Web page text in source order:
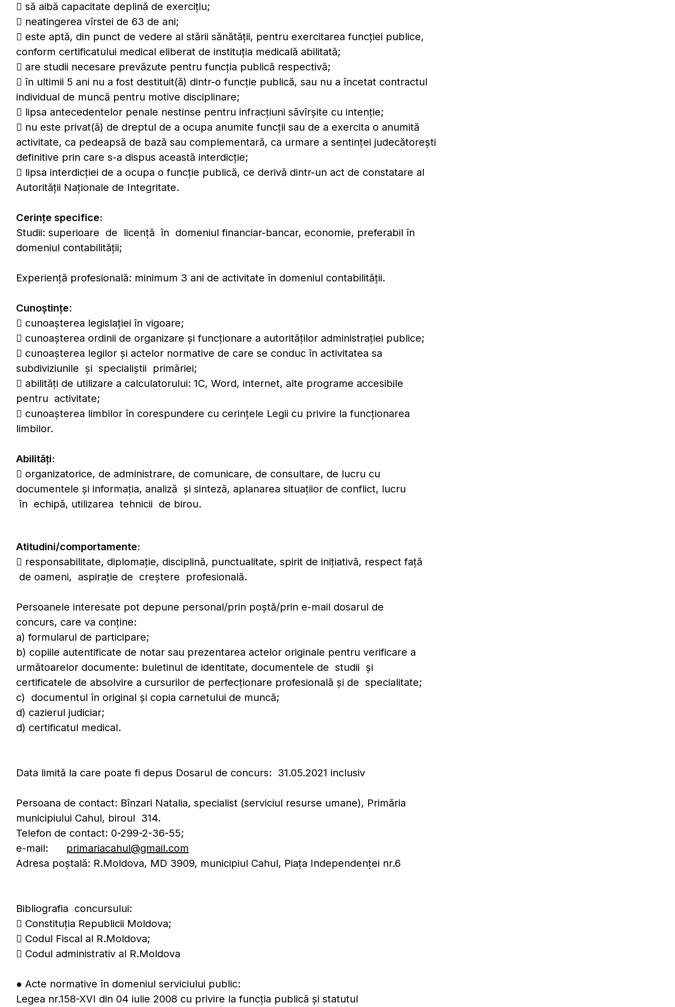
 să aibă capacitate deplină de exerciţiu;
 neatingerea vîrstei de 63 de ani;
 este aptă, din punct de vedere al stării sănătăţii, pentru exercitarea funcţiei publice,
conform certificatului medical eliberat de instituţia medicală abilitată;
 are studii necesare prevăzute pentru funcţia publică respectivă;
 în ultimii 5 ani nu a fost destituit(ă) dintr-o funcţie publică, sau nu a încetat contractul
individual de muncă pentru motive disciplinare;
 lipsa antecedentelor penale nestinse pentru infracţiuni săvîrşite cu intenţie;
 nu este privat(ă) de dreptul de a ocupa anumite funcţii sau de a exercita o anumită
activitate, ca pedeapsă de bază sau complementară, ca urmare a sentinţei judecătoreşti
definitive prin care s-a dispus această interdicţie;
 lipsa interdicţiei de a ocupa o funcție publică, ce derivă dintr-un act de constatare al
Autorităţii Naţionale de Integritate.
Cerinţe specifice:
Studii: superioare de licenţă în domeniul financiar-bancar, economie, preferabil în
domeniul contabilităţii;
Experienţă profesională: minimum 3 ani de activitate în domeniul contabilităţii.
Cunoştinţe:
 cunoaşterea legislaţiei în vigoare;
 cunoaşterea ordinii de organizare şi funcţionare a autorităţilor administraţiei publice;
 cunoaşterea legilor şi actelor normative de care se conduc în activitatea sa
subdiviziunile şi specialiştii primăriei;
 abilităţi de utilizare a calculatorului: 1C, Word, internet, alte programe accesibile
pentru activitate;
 cunoaşterea limbilor în corespundere cu cerinţele Legii cu privire la funcţionarea
limbilor.
Abilităţi:
 organizatorice, de administrare, de comunicare, de consultare, de lucru cu
documentele şi informaţia, analiză şi sinteză, aplanarea situaţiior de conflict, lucru
în echipă, utilizarea tehnicii de birou.
Atitudini/comportamente:
 responsabilitate, diplomaţie, disciplină, punctualitate, spirit de iniţiativă, respect faţă
de oameni, aspiraţie de creştere profesională.
Persoanele interesate pot depune personal/prin poştă/prin e-mail dosarul de
concurs, care va conţine:
a) formularul de participare;
b) copiile autentificate de notar sau prezentarea actelor originale pentru verificare a
următoarelor documente: buletinul de identitate, documentele de studii şi
certificatele de absolvire a cursurilor de perfecţionare profesională şi de specialitate;
c) documentul în original şi copia carnetului de muncă;
d) cazierul judiciar;
d) certificatul medical.
Data limită la care poate fi depus Dosarul de concurs: 31.05.2021 inclusiv
Persoana de contact: Bînzari Natalia, specialist (serviciul resurse umane), Primăria
municipiului Cahul, biroul 314.
Telefon de contact: 0-299-2-36-55;
e-mail: primariacahul@gmail.com
Adresa poştală: R.Moldova, MD 3909, municipiul Cahul, Piaţa Independenţei nr.6
Bibliografia concursului:
 Constituţia Republicii Moldova;
 Codul Fiscal al R.Moldova;
 Codul administrativ al R.Moldova
● Acte normative în domeniul serviciului public:
Legea nr.158-XVI din 04 iulie 2008 cu privire la funcţia publică şi statutul